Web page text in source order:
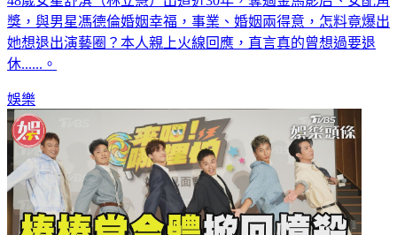
獎，與男星馮德倫婚姻幸福，事業、婚姻兩得意，怎料竟爆出
她想退出演藝圈？本人親上火線回應，直言真的曾想過要退
休......。
娛樂